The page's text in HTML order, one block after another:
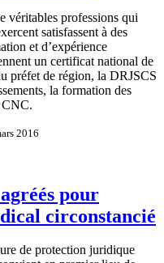
véritables professions qui
satisfassent à des
et d’expérience
un certificat national de
préfet de région, la DRJSCS
la formation des
CNC.
2016
pour
circonstancié
de protection juridique